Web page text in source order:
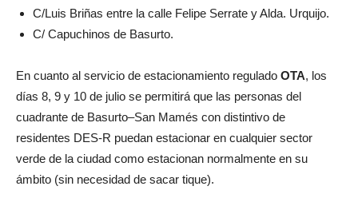
C/Luis Briñas entre la calle Felipe Serrate y Alda. Urquijo.
C/ Capuchinos de Basurto.
En cuanto al servicio de estacionamiento regulado OTA, los
días 8, 9 y 10 de julio se permitirá que las personas del
cuadrante de Basurto–San Mamés con distintivo de
residentes DES-R puedan estacionar en cualquier sector
verde de la ciudad como estacionan normalmente en su
ámbito (sin necesidad de sacar tique).